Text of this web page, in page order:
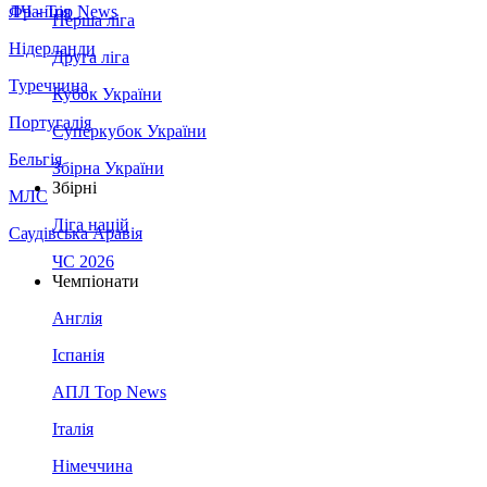
Франція
Нідерланди
Туреччина
Португалія
Бельгія
МЛС
Саудівська Аравія
ЛЧ - Top News
Перша ліга
Друга ліга
Кубок України
Суперкубок України
Збірна України
Збірні
Ліга націй
ЧС 2026
Чемпіонати
Англія
Іспанія
АПЛ Top News
Італія
Німеччина